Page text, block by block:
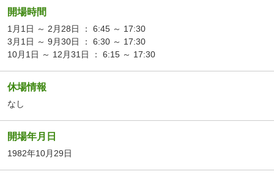
開場時間
1月1日 ～ 2月28日 ： 6:45 ～ 17:30
3月1日 ～ 9月30日 ： 6:30 ～ 17:30
10月1日 ～ 12月31日 ： 6:15 ～ 17:30
休場情報
なし
開場年月日
1982年10月29日